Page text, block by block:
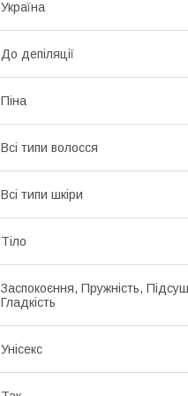
Україна
До депіляції
Піна
Всі типи волосся
Всі типи шкіри
Тіло
Заспокоєння, Пружність,
Гладкість
Унісекс